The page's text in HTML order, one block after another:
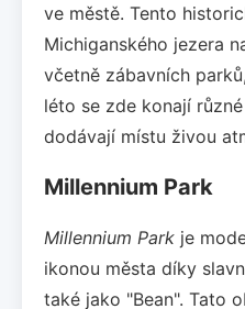
ve městě. Tento
Michiganského jezera
včetně zábavních
léto se zde konají
dodávají místu živou
Millennium Park
Millennium Park je
ikonou města díky
také jako "Bean". Tato